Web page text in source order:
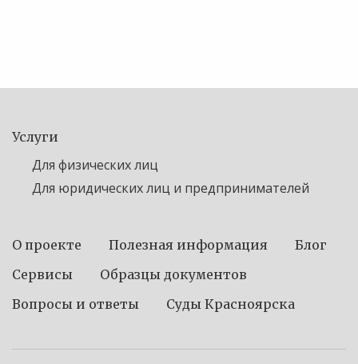
Услуги
Для физических лиц
Для юридических лиц и предпринимателей
О проекте Полезная информация
Блог
Сервисы
Образцы документов
Вопросы и ответы
Суды Красноярска